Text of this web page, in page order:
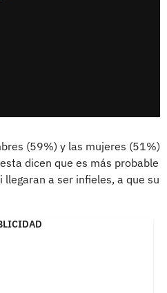
(59%) y las mujeres (51%)
dicen que es más probable
a ser infieles, a que su